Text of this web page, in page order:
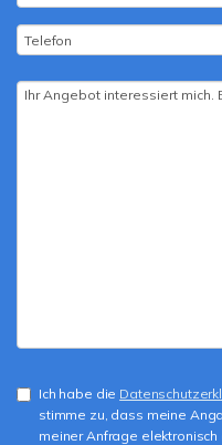
Ich habe die
stimme zu, dass meine
meiner Anfrage